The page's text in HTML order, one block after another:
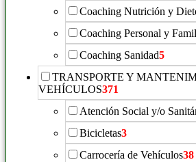
Coaching Nutrición y
Coaching Personal y
Coaching Sanidad5
TRANSPORTE Y
VEHÍCULOS371
Atención Social y/o
Bicicletas3
Carrocería de Vehículos38